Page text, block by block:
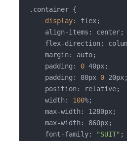
.container {
display: flex;
    padding:
0 40px;
    padding: 80px
0 20px;
    width:
100%;
    font-family:
"SUIT" ;